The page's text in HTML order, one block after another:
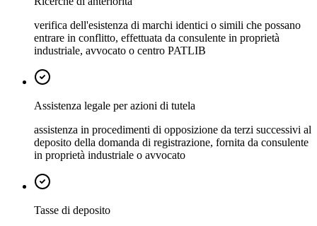
verifica dell'esistenza di marchi identici o simili che possano
entrare in conflitto, effettuata da consulente in proprietà
industriale, avvocato o centro PATLIB
Assistenza legale per azioni di tutela
assistenza in procedimenti di opposizione da terzi successivi al
deposito della domanda di registrazione, fornita da consulente
in proprietà industriale o avvocato
Tasse di deposito